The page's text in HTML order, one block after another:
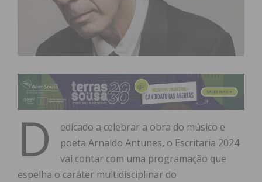
D
edicado a celebrar a obra do músico e
poeta Arnaldo Antunes, o Escritaria 2024
vai contar com uma programação que
espelha o caráter multidisciplinar do